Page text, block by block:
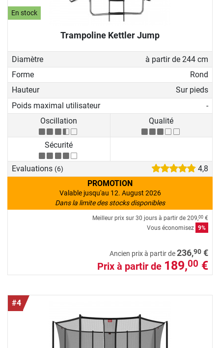
En stock
Trampoline Kettler Jump
Diamètre
à partir de 244 cm
Forme
Rond
Hauteur
Sur pieds
Poids maximal utilisateur
-
Oscillation
Qualité
Sécurité
Evaluations (6)
4,8
PROMOTION
Valable jusqu'au 12. August 2026
Dans la limite des stocks disponibles
Meilleur prix sur 30 jours à partir de 209,00 €
Vous économisez 9%
Ancien prix à partir de236,90 €
Prix à partir de 189,00 €
#4